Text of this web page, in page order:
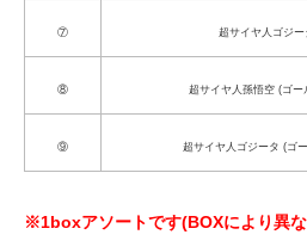
⑦ 超サイヤ人ゴジー
⑧ 超サイヤ人孫悟空 (ゴー
⑨ 超サイヤ人ゴジータ (ゴ
※1boxアソートです(BOXにより異